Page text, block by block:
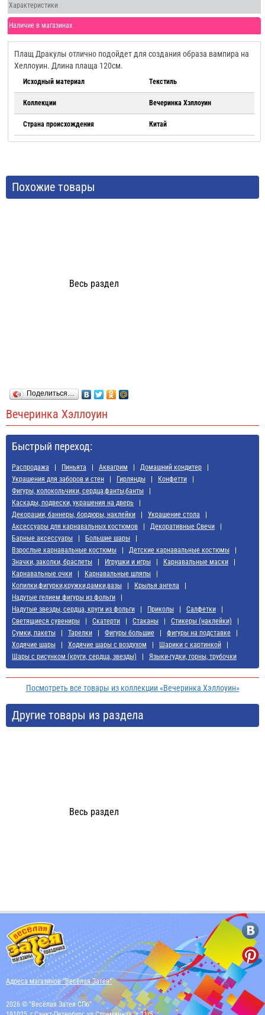
Характеристики
Наличие в магазинах
Плащ Дракулы отлично подойдет для создания образа вампира на
Хеллоуин. Длина плаща 120см.
Исходный материал Текстиль
Коллекции Вечеринка Хэллоуин
Страна происхождения Китай
Похожие товары
Весь раздел
Поделиться…
Вечеринка Хэллоуин
Быстрый переход:
Распродажа Пиньята Аквагрим
Домашний кондитер
Украшения для заборов и стен
Гирлянды
Конфетти
Фигуры, колокольчики, сердца,фанты,банты
Каскады, подвески, украшения на дверь
Декорации, баннеры, бордюры, наклейки
Украшение стола
Аксессуары для карнавальных костюмов
Декоративные Свечи
Барные аксессуары
Большие шары
Взрослые карнавальные костюмы
Детские карнавальные костюмы
Значки, заколки, браслеты
Игрушки и игры
Карнавальные маски
Карнавальные очки
Карнавальные шляпы
Копилки,фигурки,кружки,рамки,вазы
Крылья ангела
Надутые гелием фигуры из фольги
Надутые звезды, сердца, круги из фольги
Приколы
Салфетки
Светящиеся сувениры
Скатерти Стаканы
Стикеры (наклейки)
Сумки, пакеты
Тарелки Фигуры большие
фигуры на подставке
Ходячие шары
Ходячие шары с воздухом
Шарики с картинкой
Шары с рисунком (круги, сердца, звезды)
Языки-гудки, горны, трубочки
Посмотреть все товары из коллекции «Вечеринка Хэллоуин»
Другие товары из раздела
Весь раздел
Адреса магазинов "Весёлая Затея"
2026 © "Весёлая Затея СПб"